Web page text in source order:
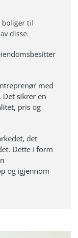
boliger til
disse.
med
sikrer en
pris og
det
Dette i form
og igjennom